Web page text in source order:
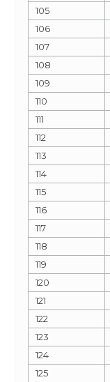
105
106
107
108
109
110
111
112
113
114
115
116
117
118
119
120
121
122
123
124
125